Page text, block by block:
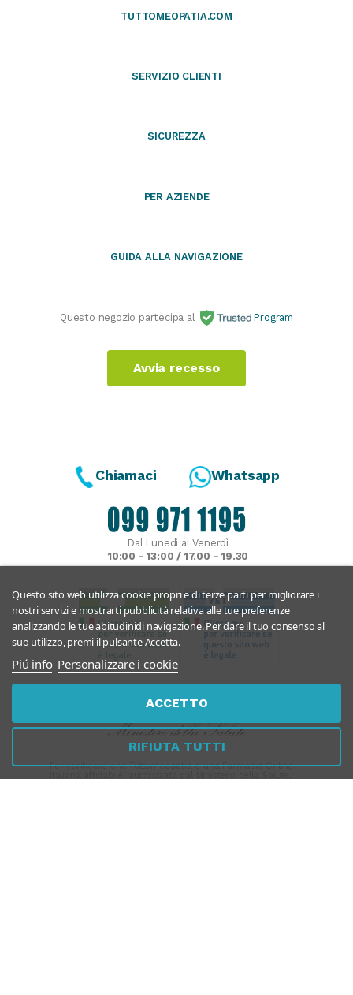
TUTTOMEOPATIA.COM
SERVIZIO CLIENTI
SICUREZZA
PER AZIENDE
GUIDA ALLA NAVIGAZIONE
Questo negozio partecipa al Program
Avvia recesso
Questo sito web utilizza cookie propri e di terze parti per migliorare i
nostri servizi e mostrarti pubblicità relativa alle tue preferenze
analizzando le tue abitudinidi navigazione. Per dare il tuo consenso al
suo utilizzo, premi il pulsante Accetta.
Piú info Personalizzare i cookie
RIFIUTA TUTTI
ACCETTO
Chiamaci Whatsapp
Dal Lunedì al Venerdì
10:00 - 13:00 / 17.00 - 19.30
Per verificare che Tuttomeopatia è una Farmacia Online